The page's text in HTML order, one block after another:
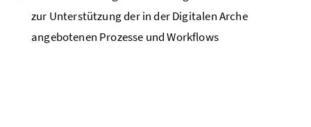
zur Unterstützung der in der Digitalen Arche
angebotenen Prozesse und Workflows